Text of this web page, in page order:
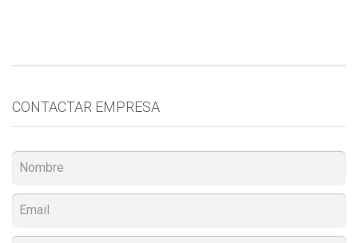
CONTACTAR EMPRESA